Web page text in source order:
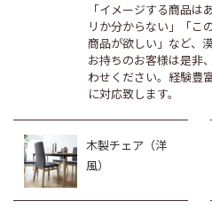
「イメージする商品は
リか分からない」「こ
商品が欲しい」など、
お持ちのお客様は是非
わせください。経験豊
に対応致します。
木製チェア（洋
風）